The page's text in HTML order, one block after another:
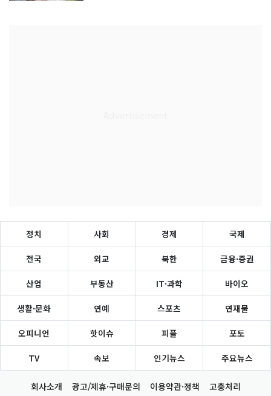
정치 사회 경제 국제
전국 외교 북한 금융·증권
산업 부동산 IT·과학 바이오
생활·문화 연예 스포츠 연재물
오피니언 핫이슈 피플 포토
TV 속보 인기뉴스 주요뉴스
회사소개 광고/제휴·구매문의 이용약관·정책 고충처리